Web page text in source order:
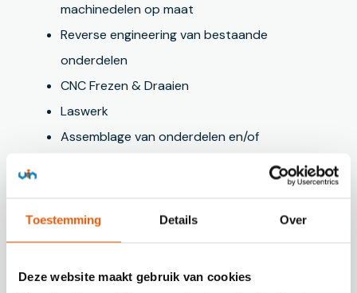
Toestemming Details Over
Deze website maakt gebruik van cookies
machinedelen op maat
Reverse engineering van bestaande
onderdelen
CNC Frezen & Draaien
Laswerk
Assemblage van onderdelen en/of
Oppervlaktebehandelingen en Coating
voor u grip op de kwaliteit én de planning. Zo heeft